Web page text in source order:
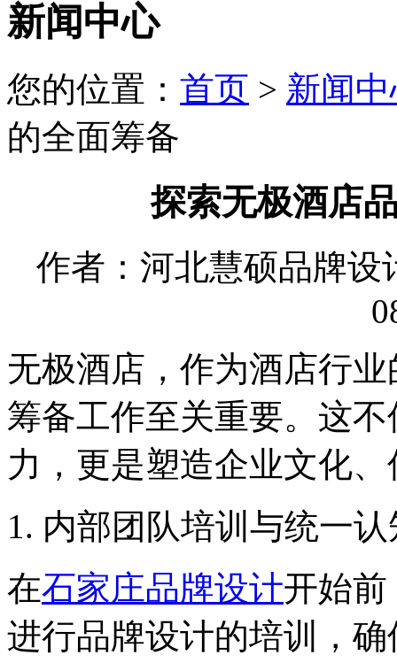
新闻中心
您的位置： 首页 > 新闻
的全面筹备
探索无极酒店
作者：河北慧硕品牌设
无极酒店，作为酒店行
筹备工作至关重要。这
力，更是塑造企业文化
1. 内部团队培训与统一认
在石家庄品牌设计开始
进行品牌设计的培训，